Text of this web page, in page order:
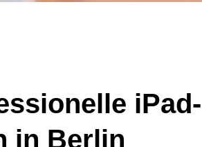
iPad-
in Berlin